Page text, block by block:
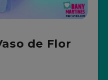
de Flor